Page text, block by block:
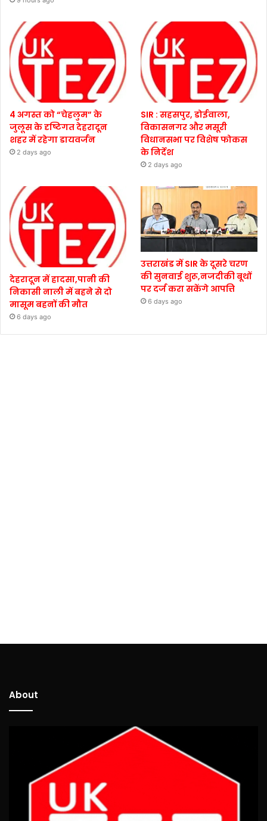
4 अगस्त को “चेहलुम” के
जुलूस के दृष्टिगत देहरादून
शहर में रहेगा डायवर्जन
2 days ago
SIR : सहसपुर, डोईवाला,
विकासनगर और मसूरी
विधानसभा पर विशेष फोकस
के निर्देश
2 days ago
देहरादून में हादसा,पानी की
निकासी नाली में बहने से दो
मासूम बहनों की मौत
6 days ago
उत्तराखंड में SIR के दूसरे चरण
की सुनवाई शुरू,नजदीकी बूथों
पर दर्ज करा सकेंगे आपत्ति
6 days ago
About